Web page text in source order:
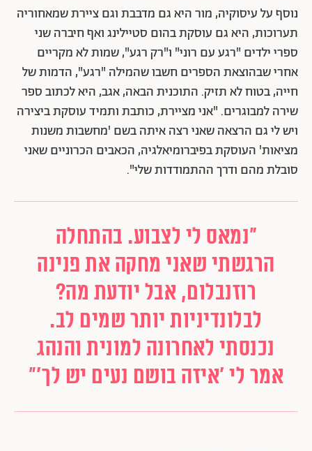
נוסף על עיסוקיה, מור היא גם מדבבת וגם ציירת שמאחוריה
תערוכות, היא גם עוסקת בהום סטיילינג ואף חיברה שני
ספרי ילדים "רגע עם רוני" ו"רק רגע", שמות לא מקריים
אחרי שבהוצאת הספרים חשבו שהמילה "רגע", הדמות של
חייה, בטוח לא תזיק. התוכנית הבאה, אגב, היא לכתוב ספר
שירה למבוגרים. "אני מציירת, כותבת ותמיד עוסקת ביצירה
ויש לי גם הרצאה שאני רצה איתה בשם 'מחשבות משנות
מציאות' העוסקת בפיברומיאלגיה, הכאבים הכרוניים שאני
סובלת מהם ודרך ההתמודדות שלי".
"נמאס לי לצבוע. בהתחלה
הרגשתי שאני מחקה את פנינה
רוזנבלום, אבל יודעת מה?
לבלונדיניות יותר שמים לב.
נכנסתי לאחרונה למונית והנהג
אמר לי 'איזה בושם נעים יש לך'"